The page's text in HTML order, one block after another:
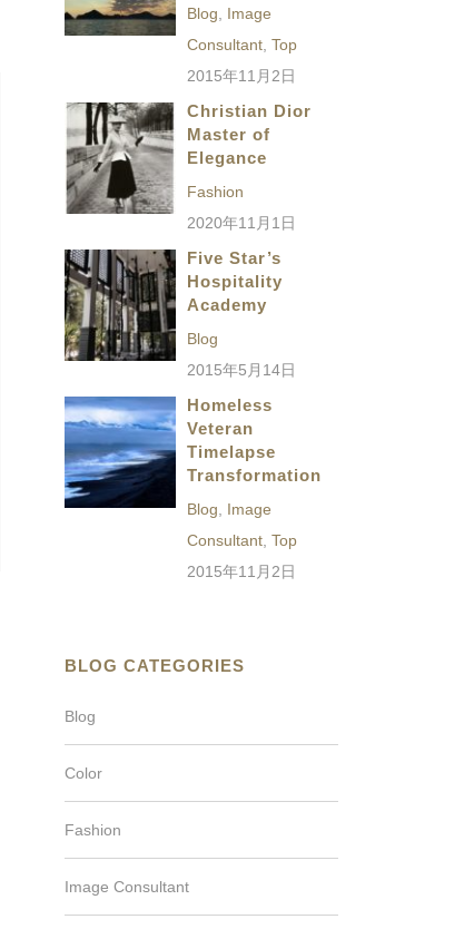
Blog, Image
Consultant, Top
2015年11月2日
Christian Dior
Master of
Elegance
Fashion
2020年11月1日
Five Star’s
Hospitality
Academy
Blog
2015年5月14日
Homeless
Veteran
Timelapse
Transformation
Blog, Image
Consultant, Top
2015年11月2日
BLOG CATEGORIES
Blog
Color
Fashion
Image Consultant